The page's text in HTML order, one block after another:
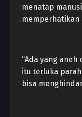
menatap
memperhatikan
“Ada yang
itu terluka
bisa